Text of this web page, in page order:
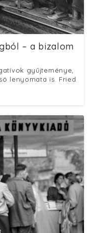
– a bizalom
gyűjteménye,
lenyomata is. Fried